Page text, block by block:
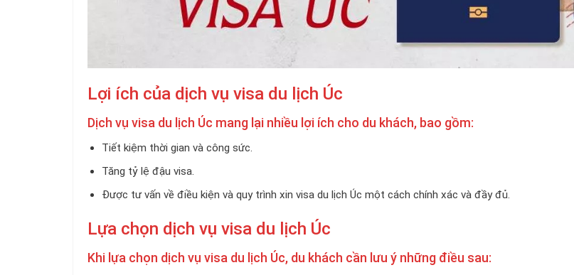
Lợi ích của dịch vụ visa du lịch Úc
Dịch vụ visa du lịch Úc mang lại nhiều lợi ích cho du khách, bao gồm:
Tiết kiệm thời gian và công sức.
Tăng tỷ lệ đậu visa.
Được tư vấn về điều kiện và quy trình xin visa du lịch Úc một cách chính xác và đầy đủ.
Lựa chọn dịch vụ visa du lịch Úc
Khi lựa chọn dịch vụ visa du lịch Úc, du khách cần lưu ý những điều sau: